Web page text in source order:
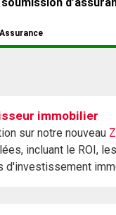
immobilier
sur notre nouveau
incluant le ROI,
d'investissement